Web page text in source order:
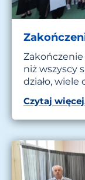
Zakończenie
niż wszyscy
działo, wiele
Czytaj